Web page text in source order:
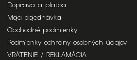
Doprava a platba
Moja objednávka
Obchodné podmienky
Podmienky ochrany osobných údajov
VRÁTENIE / REKLAMÁCIA